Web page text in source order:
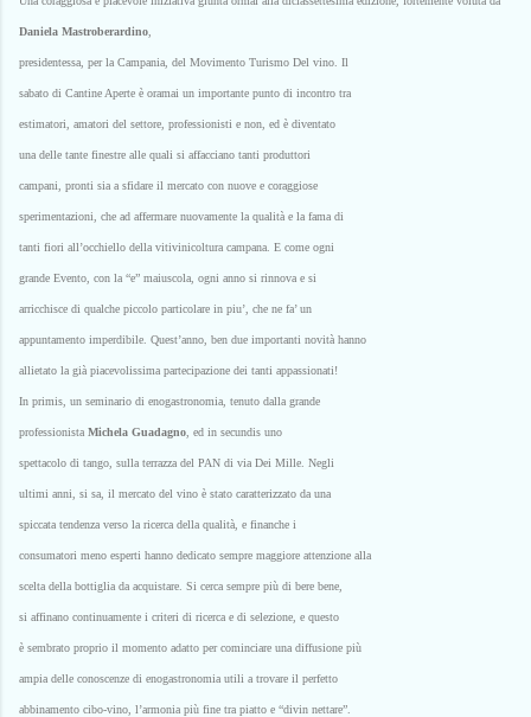
Daniela Mastroberardino
presidentessa, per la Campania, del Movimento Turismo Del vino. Il
sabato di Cantine Aperte è oramai un importante punto di incontro tra
estimatori, amatori del settore, professionisti e non, ed è diventato
una delle tante finestre alle quali si affacciano tanti produttori
campani, pronti sia a sfidare il mercato con nuove e coraggiose
sperimentazioni, che ad affermare nuovamente la qualità e la fama di
tanti fiori all’occhiello della vitivinicoltura campana. E come ogni
grande Evento, con la “e” maiuscola, ogni anno si rinnova e si
arricchisce di qualche piccolo particolare in piu’, che ne fa’ un
appuntamento imperdibile. Quest’anno, ben due importanti novità hanno
allietato la già piacevolissima partecipazione dei tanti appassionati!
In primis, un seminario di enogastronomia, tenuto dalla grande
professionista Michela Guadagno , ed in secundis uno
spettacolo di tango, sulla terrazza del PAN di via Dei Mille. Negli
ultimi anni, si sa, il mercato del vino è stato caratterizzato da una
spiccata tendenza verso la ricerca della qualità, e finanche i
consumatori meno esperti hanno dedicato sempre maggiore attenzione alla
scelta della bottiglia da acquistare. Si cerca sempre più di bere bene,
si affinano continuamente i criteri di ricerca e di selezione, e questo
è sembrato proprio il momento adatto per cominciare una diffusione più
ampia delle conoscenze di enogastronomia utili a trovare il perfetto
abbinamento cibo-vino, l’armonia più fine tra piatto e “divin nettare”.